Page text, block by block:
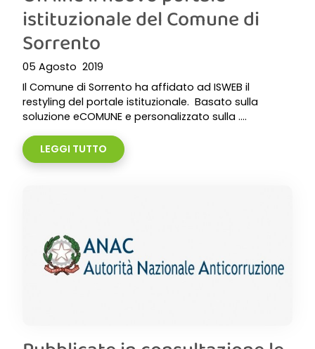
istituzionale del Comune di
Sorrento
05 Agosto 2019
Il Comune di Sorrento ha affidato ad ISWEB il
restyling del portale istituzionale. Basato sulla
soluzione eCOMUNE e personalizzato sulla ....
LEGGI TUTTO